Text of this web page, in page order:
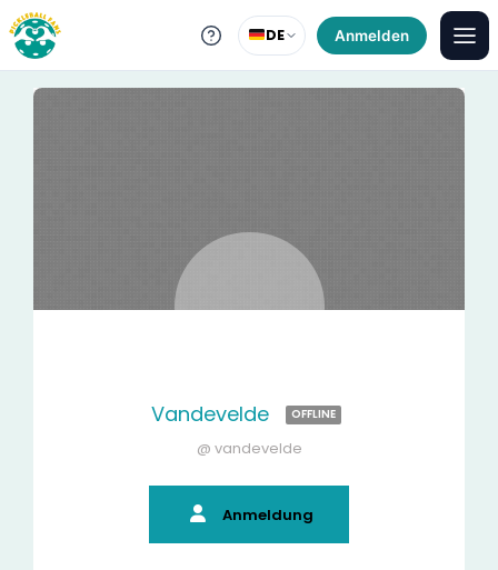
Vandevelde OFFLINE
@ vandevelde
Anmeldung
DE Anmelden